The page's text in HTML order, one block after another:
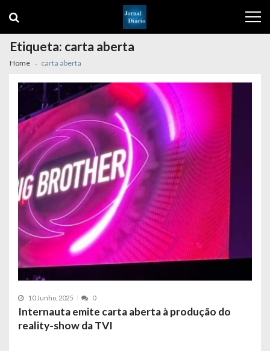
navigation
content
Etiqueta: carta aberta
Home carta aberta
10 Junho, 2025 0
Internauta emite carta aberta à produção do
reality-show da TVI